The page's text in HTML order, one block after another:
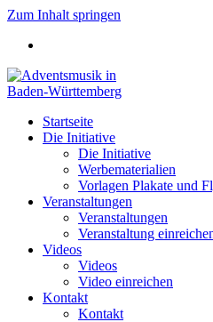
Zum Inhalt springen
Startseite
Die Initiative
Die Initiative
Werbematerialien
Vorlagen Plakate und
Veranstaltungen
Veranstaltungen
Veranstaltung
Videos
Videos
Video einreichen
Kontakt
Kontakt